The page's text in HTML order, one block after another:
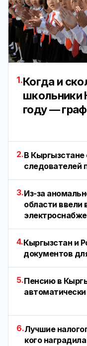
1.Когда и
школьники
году —
2.В Кыргызстане
следователей
3.Из-за
области ввели
4.Кыргызстан и
документов
5.Пенсию в
6.Лучшие
кого